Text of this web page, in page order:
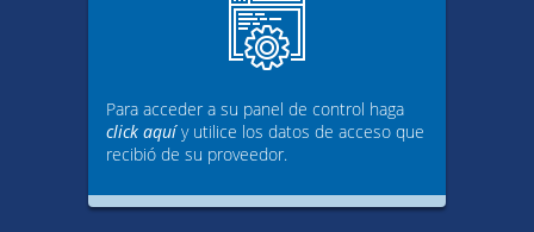
Para acceder a su panel de control haga
click aquíy utilice los datos de acceso que
recibió de su proveedor.